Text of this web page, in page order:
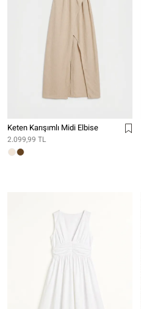
Keten Karışımlı Midi Elbise
2.099,99 TL